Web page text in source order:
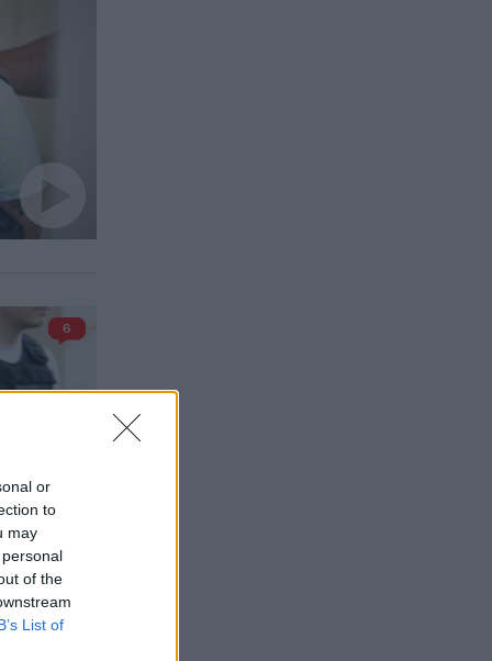
or
to
may
of the
List of
6